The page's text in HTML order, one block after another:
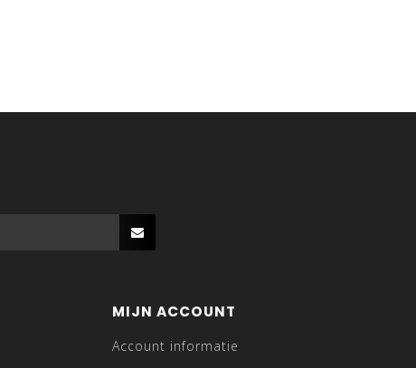
MIJN ACCOUNT
Account informatie